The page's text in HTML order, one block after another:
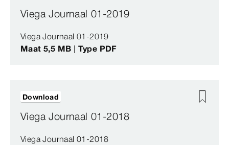
Viega Journaal 01-2019
Viega Journaal 01-2019
Maat 5,5 MB | Type PDF
Viega Journaal 01-2018
Viega Journaal 01-2018
Download